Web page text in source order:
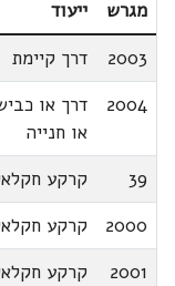
מגרש ייעוד
2003
דרך קיימת
2004
דרך או
או חנייה
39 קרקע
2000
קרקע
2001
קרקע